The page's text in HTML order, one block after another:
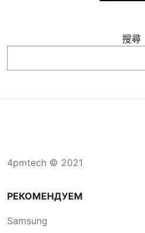
搜尋
4pmtech © 2021
РЕКОМЕНДУЕМ
Samsung